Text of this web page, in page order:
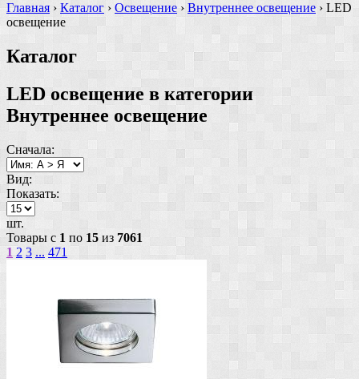
Главная › Каталог › Освещение › Внутреннее освещение › LED
освещение
Каталог
LED освещение в категории
Внутреннее освещение
Сначала:
Вид:
Показать:
шт.
Товары с 1 по 15 из 7061
1 2 3 ... 471